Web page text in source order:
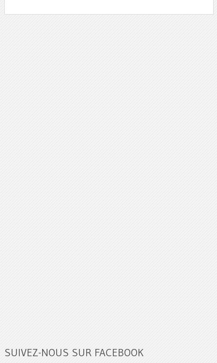
SUIVEZ-NOUS SUR FACEBOOK